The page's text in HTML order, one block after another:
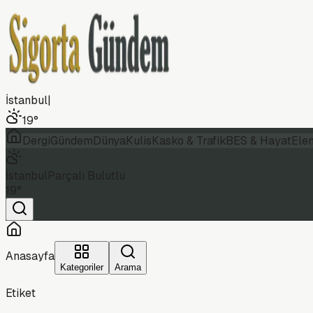
İstanbul|
19°
DergiGündemDünyaKulisKasko & TrafikBES & Hayat
Anasayfa
Kategoriler Arama
Etiket